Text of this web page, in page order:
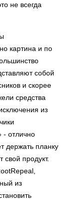
не всегда
картина и по
собой
и скорее
средства
из
- отлично
держать планку
свой продукт.
из